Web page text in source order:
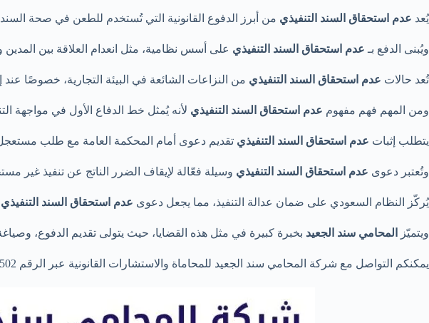
يُعد عدم استحقاق السند التنفيذي من أبرز الدفوع القانونية التي تُستخدم للطعن في صحة
ويُبنى الدفع بـ عدم استحقاق السند التنفيذي على أسس نظامية، مثل انعدام العلاقة بين المدين
تُعد حالات عدم استحقاق السند التنفيذي من النزاعات الشائعة في البيئة التجارية، خصوصًا عند
ومن المهم فهم مفهوم عدم استحقاق السند التنفيذي لأنه يُمثل خط الدفاع الأول في مواجهة
يتطلب إثبات عدم استحقاق السند التنفيذي تقديم دعوى أمام المحكمة العامة مع طلب مستعجل
وتُعتبر دعوى عدم استحقاق السند التنفيذي وسيلة فعّالة لإيقاف الضرر الناتج عن تنفيذ غير
يُركّز النظام السعودي على ضمان عدالة التنفيذ، مما يجعل دعوى عدم استحقاق السند التنفيذي
ويتميّز المحامي سند الجعيد بخبرة كبيرة في مثل هذه القضايا، حيث يتولى تقديم الدفوع، وصياغة
يمكنكم التواصل مع شركة المحامي سند الجعيد للمحاماة والاستشارات القانونية عبر الرقم 0565052502 📞للحصول على دعم قانوني محترف وشامل.